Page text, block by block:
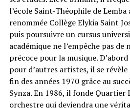
l’école Saint-Théophile de
renommée Collège Elykia Saint
puis poursuivre un cursus
académique ne l’empêche pas
précoce pour la musique.
pour d’autres artistes, il se
fin des années 1970 grâce au
Synza. En 1986, il fonde
orchestre qui deviendra une